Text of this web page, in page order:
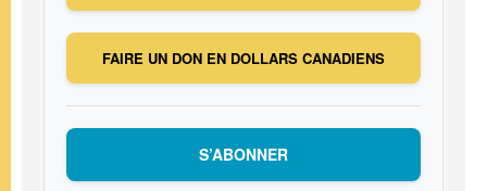
FAIRE UN DON EN DOLLARS CANADIENS
S’ABONNER